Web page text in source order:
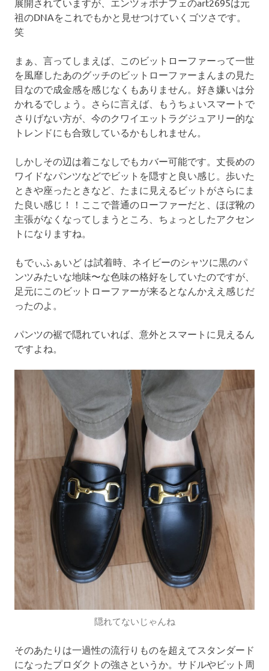
展開されていますが、エンツォボナフェのart2695は元
祖のDNAをこれでもかと見せつけていくゴツさです。
笑
まぁ、言ってしまえば、このビットローファーって一世
を風靡したあのグッチのビットローファーまんまの見た
目なので成金感を感じなくもありません。好き嫌いは分
かれるでしょう。さらに言えば、もうちょいスマートで
さりげない方が、今のクワイエットラグジュアリー的な
トレンドにも合致しているかもしれません。
しかしその辺は着こなしでもカバー可能です。丈長めの
ワイドなパンツなどでビットを隠すと良い感じ。歩いた
ときや座ったときなど、たまに見えるビットがさらにま
た良い感じ！！ここで普通のローファーだと、ほぼ靴の
主張がなくなってしまうところ、ちょっとしたアクセン
トになりますね。
もでぃふぁいど は試着時、ネイビーのシャツに黒のパ
ンツみたいな地味〜な色味の格好をしていたのですが、
足元にこのビットローファーが来るとなんかええ感じだ
ったのよ。
パンツの裾で隠れていれば、意外とスマートに見えるん
ですよね。
隠れてないじゃんね
そのあたりは一過性の流行りものを超えてスタンダード
になったプロダクトの強さというか。サドルやビット周